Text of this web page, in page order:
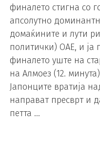
финалето стигна со
апсолутно
домаќините и лути
политички) ОАЕ, и ја
финалето уште на
на Алмоез (12.
Јапонците вратија
направат пресврт и
петта …